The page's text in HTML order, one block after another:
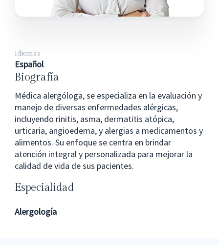
Idiomas
Español
Biografía
Médica alergóloga, se especializa en la evaluación y
manejo de diversas enfermedades alérgicas,
incluyendo rinitis, asma, dermatitis atópica,
urticaria, angioedema, y alergias a medicamentos y
alimentos. Su enfoque se centra en brindar
atención integral y personalizada para mejorar la
calidad de vida de sus pacientes.
Especialidad
Alergología